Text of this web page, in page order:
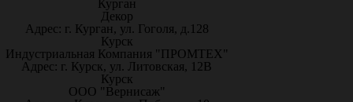
Курган
Декор
Адрес: г. Курган, ул. Гоголя, д.128
Курск
Индустриальная Компания "ПРОМТЕХ"
Адрес: г. Курск, ул. Литовская, 12В
Курск
ООО "Вернисаж"